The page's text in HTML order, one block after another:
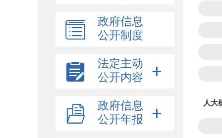
政府信息
公开制度
法定主动
公开内容
政府信息
公开年报
人大